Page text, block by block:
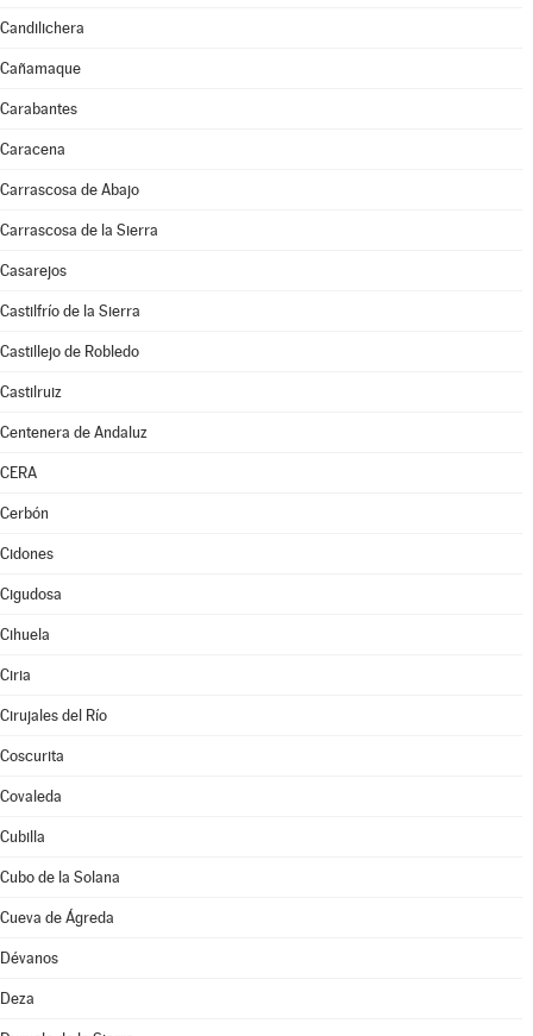
Candilichera
Cañamaque
Carabantes
Caracena
Carrascosa de Abajo
Carrascosa de la Sierra
Casarejos
Castilfrío de la Sierra
Castillejo de Robledo
Castilruiz
Centenera de Andaluz
CERA
Cerbón
Cidones
Cigudosa
Cihuela
Ciria
Cirujales del Río
Coscurita
Covaleda
Cubilla
Cubo de la Solana
Cueva de Ágreda
Dévanos
Deza